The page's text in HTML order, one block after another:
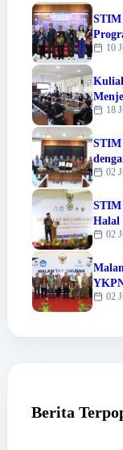
STIM
10
18
STIM
dan02
STIM
Halal
02
02
Berita